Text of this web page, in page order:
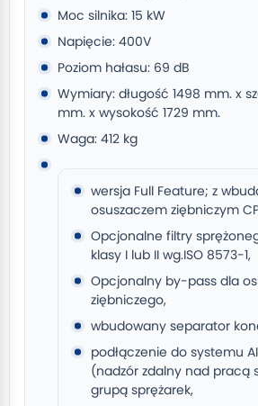
Moc silnika: 15 kW
Napięcie: 400V
Poziom hałasu: 69 dB
Wymiary: długość 1498 mm. x
mm. x wysokość 1729 mm.
Waga: 412 kg
wersja Full Feature; z
osuszaczem ziębniczym
Opcjonalne filtry
klasy I lub II wg.ISO 8573-1,
Opcjonalny by-pass dla
ziębniczego,
wbudowany separator
podłączenie do systemu
(nadzór zdalny nad pracą
grupą sprężarek,